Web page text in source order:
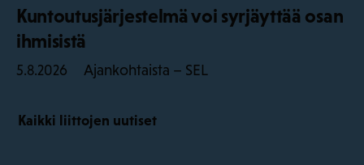
Kuntoutusjärjestelmä voi syrjäyttää osan
ihmisistä
5.8.2026 Ajankohtaista – SEL
Kaikki liittojen uutiset